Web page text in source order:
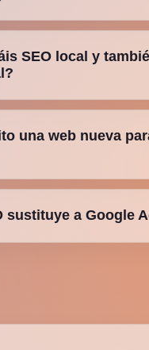
SEO local y
una web nueva
sustituye a Google